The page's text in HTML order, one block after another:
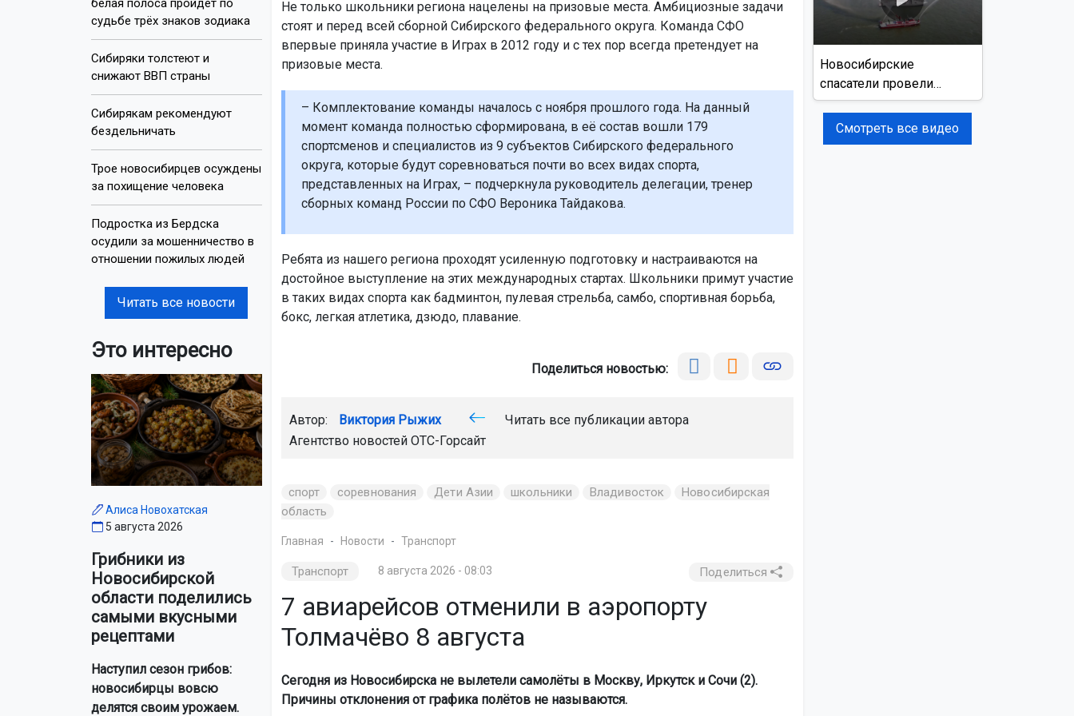
судьбе трёх знаков зодиака
Сибиряки толстеют и
снижают ВВП страны
Сибирякам рекомендуют
бездельничать
Трое новосибирцев осуждены
за похищение человека
Подростка из Бердска
осудили за мошенничество в
отношении пожилых людей
Читать все новости
Это интересно
Алиса Новохатская
5 августа 2026
Грибники из
Новосибирской
области поделились
самыми вкусными
рецептами
Наступил сезон грибов:
новосибирцы вовсю
делятся своим урожаем.
Не только школьники региона нацелены на призовые места. Амбициозные задачи
стоят и перед всей сборной Сибирского федерального округа. Команда СФО
впервые приняла участие в Играх в 2012 году и с тех пор всегда претендует на
призовые места.
– Комплектование команды началось с ноября прошлого года. На данный
момент команда полностью сформирована, в её состав вошли 179
спортсменов и специалистов из 9 субъектов Сибирского федерального
округа, которые будут соревноваться почти во всех видах спорта,
представленных на Играх, – подчеркнула руководитель делегации, тренер
сборных команд России по СФО Вероника Тайдакова.
Ребята из нашего региона проходят усиленную подготовку и настраиваются на
достойное выступление на этих международных стартах. Школьники примут участие
в таких видах спорта как бадминтон, пулевая стрельба, самбо, спортивная борьба,
бокс, легкая атлетика, дзюдо, плавание.
Поделиться новостью:
Автор: Виктория Рыжих
Читать все публикации автора
Агентство новостей ОТС-Горсайт
спорт соревнования Дети Азии школьники Владивосток
Новосибирская
область
Главная Новости Транспорт
Транспорт 8 августа 2026 - 08:03 Поделиться
7 авиарейсов отменили в аэропорту
Толмачёво 8 августа
Сегодня из Новосибирска не вылетели самолёты в Москву, Иркутск и Сочи (2).
Причины отклонения от графика полётов не называются.
Новосибирские
спасатели провели
учения на реке Обь
Смотреть все видео